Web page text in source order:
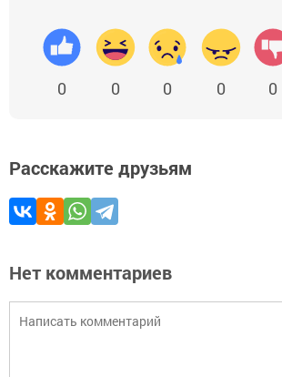
0 0 0 0 0
Расскажите друзьям
Нет комментариев